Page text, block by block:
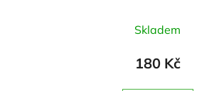
hodnocení
produktu
Skladem
180 Kč